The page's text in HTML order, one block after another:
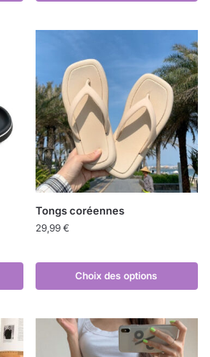
Tongs coréennes
29,99 €
Choix des options